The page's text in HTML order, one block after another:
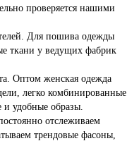
проверяется нашими
Для пошива одежды
ткани у ведущих фабрик
Оптом женская одежда
легко комбинированные
и удобные образы.
отслеживаем
трендовые фасоны,